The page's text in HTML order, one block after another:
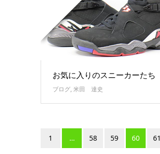
お気に入りのスニーカーたち
ブログ, 米田 達史
1 … 58 59 60 61